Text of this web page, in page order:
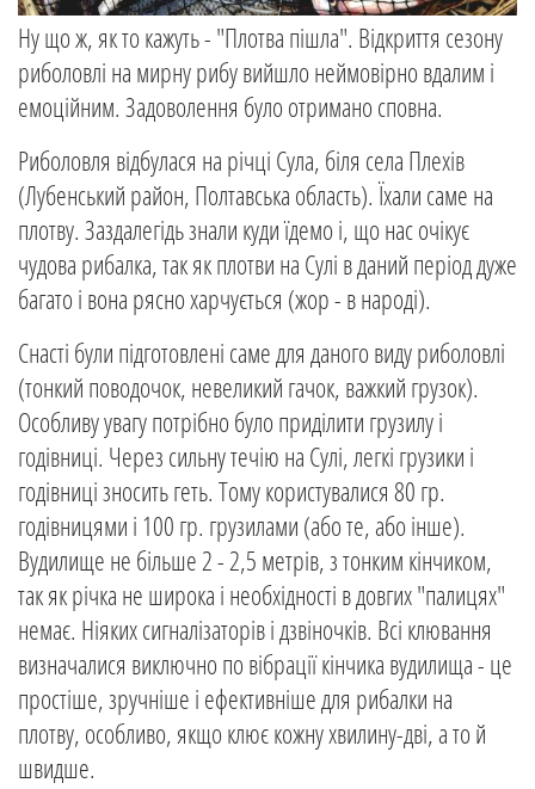
Ну що ж, як то кажуть - "Плотва пішла". Відкриття сезону
риболовлі на мирну рибу вийшло неймовірно вдалим і
емоційним. Задоволення було отримано сповна.
Риболовля відбулася на річці Сула, біля села Плехів
(Лубенський район, Полтавська область). Їхали саме на
плотву. Заздалегідь знали куди їдемо і, що нас очікує
чудова рибалка, так як плотви на Сулі в даний період дуже
багато і вона рясно харчується (жор - в народі).
Снасті були підготовлені саме для даного виду риболовлі
(тонкий поводочок, невеликий гачок, важкий грузок).
Особливу увагу потрібно було приділити грузилу і
годівниці. Через сильну течію на Сулі, легкі грузики і
годівниці зносить геть. Тому користувалися 80 гр.
годівницями і 100 гр. грузилами (або те, або інше).
Вудилище не більше 2 - 2,5 метрів, з тонким кінчиком,
так як річка не широка і необхідності в довгих "палицях"
немає. Ніяких сигналізаторів і дзвіночків. Всі клювання
визначалися виключно по вібрації кінчика вудилища - це
простіше, зручніше і ефективніше для рибалки на
плотву, особливо, якщо клює кожну хвилину-дві, а то й
швидше.